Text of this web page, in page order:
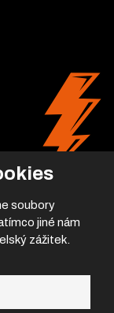
soubory
jiné nám
zážitek.